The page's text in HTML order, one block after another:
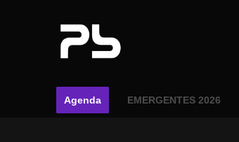
Agenda EMERGENTES 2026